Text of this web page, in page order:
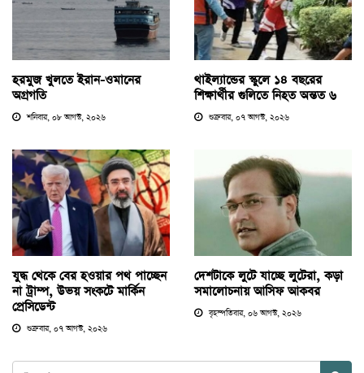
হরমুজ খুলতে ইরান-ওমানের
অগ্রগতি
শনিবার, ০৮ আগস্ট, ২০২৬
থাইল্যান্ডের স্কুলে ১৪ বছরের
শিক্ষার্থীর গুলিতে নিহত অন্তত ৬
শুক্রবার, ০৭ আগস্ট, ২০২৬
যুদ্ধ থেকে বের হওয়ার পথ পাচ্ছেন
না ট্রাম্প, উভয় সংকটে মার্কিন
প্রেসিডেন্ট
শুক্রবার, ০৭ আগস্ট, ২০২৬
দেশটাকে লুটে যাচ্ছে লুটেরা, কড়া
সমালোচনায় আসিফ আকবর
বৃহস্পতিবার, ০৬ আগস্ট, ২০২৬